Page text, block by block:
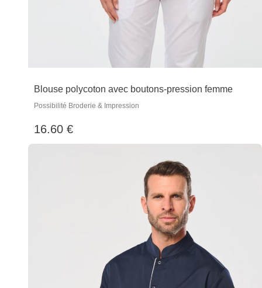
Blouse polycoton avec boutons-pression femme
Possibilité Broderie & Impression
16.60 €